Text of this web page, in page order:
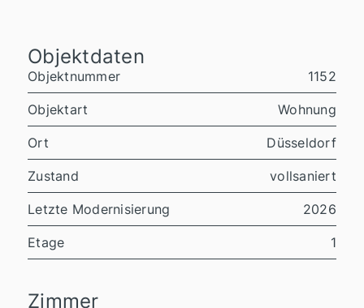
Objektdaten
Objektnummer 1152
Objektart Wohnung
Ort Düsseldorf
Zustand vollsaniert
Letzte Modernisierung 2026
Etage 1
Zimmer